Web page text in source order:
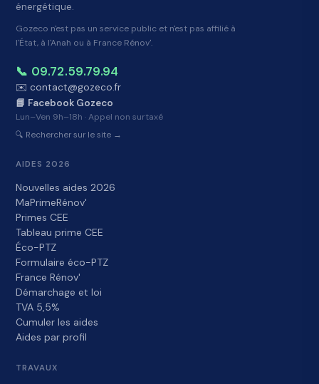
énergétique.
Gozeco n'est pas un service public et n'est pas affilié à
l'État, à l'Anah ou à France Rénov'.
📞 09.72.59.79.94
✉️ contact@gozeco.fr
📘 Facebook Gozeco
Lun–Ven 9h–18h · Appel non surtaxé
🔍 Rechercher sur le site →
AIDES 2026
Nouvelles aides 2026
MaPrimeRénov'
Primes CEE
Tableau prime CEE
Éco-PTZ
Formulaire éco-PTZ
France Rénov'
Démarchage et loi
TVA 5,5%
Cumuler les aides
Aides par profil
TRAVAUX